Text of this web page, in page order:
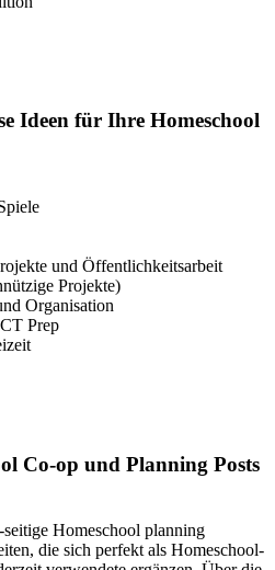
Ideen für Ihre Homeschool
und Öffentlichkeitsarbeit
Projekte)
Organisation
Prep
Co-op und Planning Posts